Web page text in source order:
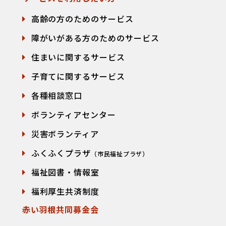
高齢の方のためのサービス
障がいがある方のためのサービス
住まいに関するサービス
子育てに関するサービス
各種相談窓口
ボランティアセンター
災害ボランティア
ふくふくプラザ （市民福祉プラザ）
福祉図書・情報室
福利厚生共済制度
赤い羽根共同募金会